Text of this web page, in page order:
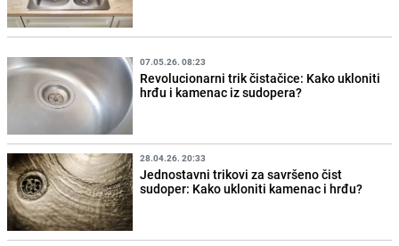
07.05.26. 08:23
Revolucionarni trik čistačice: Kako ukloniti
hrđu i kamenac iz sudopera?
28.04.26. 20:33
Jednostavni trikovi za savršeno čist
sudoper: Kako ukloniti kamenac i hrđu?